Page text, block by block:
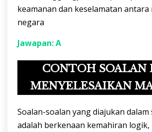
keamanan dan keselamatan antara
negara
Jawapan: A
CONTOH SOALAN
MENYELESAIKAN
Soalan-soalan yang diajukan dalam
adalah berkenaan kemahiran logik,